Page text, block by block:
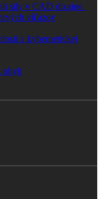
sily v CAD dizajne.
víťazov
a kybernetickej
ohyb